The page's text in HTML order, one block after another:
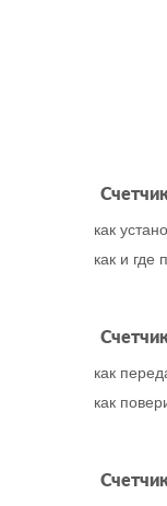
как
как и где
как
как